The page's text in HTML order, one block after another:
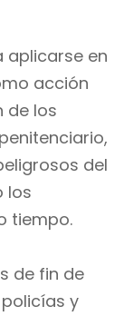
aplicarse en
acción
de los
del
los
tiempo.
de fin de
y